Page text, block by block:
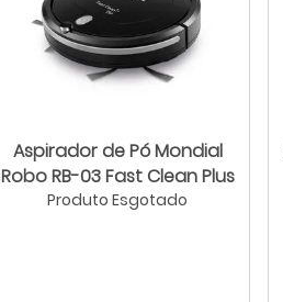
Aspirador de Pó Mondial
Robo RB-03 Fast Clean Plus
Produto Esgotado